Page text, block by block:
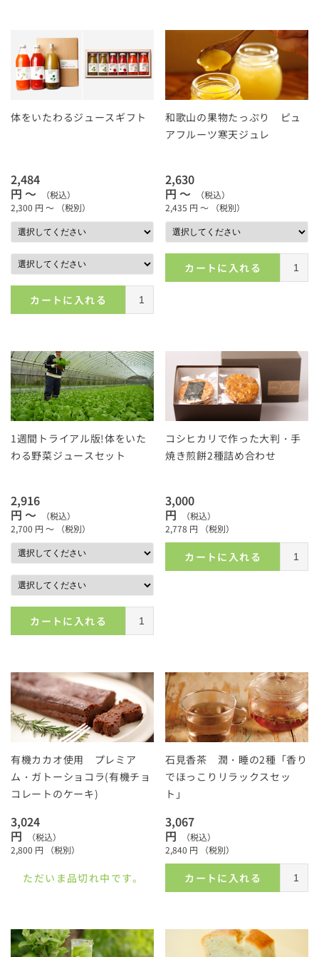
体をいたわるジュースギフト
2,484
円 ～
（税込）
2,300 円 ～ （税別）
カートに入れる
和歌山の果物たっぷり ピュ
アフルーツ寒天ジュレ
2,630
円 ～
（税込）
2,435 円 ～ （税別）
カートに入れる
1週間トライアル版!体をいた
わる野菜ジュースセット
2,916
円 ～
（税込）
2,700 円 ～ （税別）
カートに入れる
コシヒカリで作った大判・手
焼き煎餅2種詰め合わせ
3,000
円
（税込）
2,778 円 （税別）
カートに入れる
有機カカオ使用 プレミア
ム・ガトーショコラ(有機チョ
コレートのケーキ)
3,024
円
（税込）
2,800 円 （税別）
ただいま品切れ中です。
石見香茶 潤・睡の2種「香り
でほっこりリラックスセッ
ト」
3,067
円
（税込）
2,840 円 （税別）
カートに入れる